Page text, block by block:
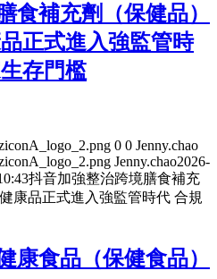
食補充劑（保健品）
正式進入強監管時
存門檻
0 0 Jenny.chao
Jenny.chao2026-
抖音加強整治跨境膳食補充
康品正式進入強監管時代 合規
康食品（保健食品）